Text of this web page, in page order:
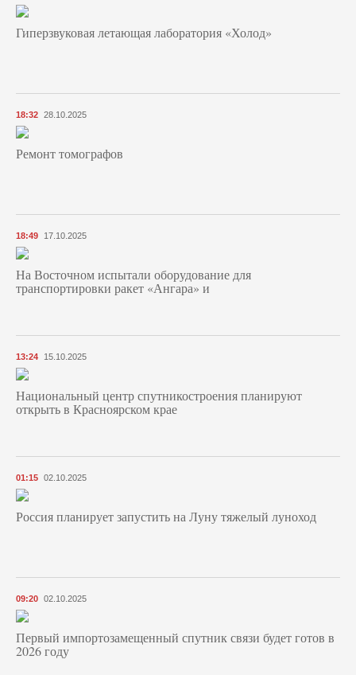
Гиперзвуковая летающая лаборатория «Холод»
18:32 28.10.2025
Ремонт томографов
18:49 17.10.2025
На Восточном испытали оборудование для
транспортировки ракет «Ангара» и
13:24 15.10.2025
Национальный центр спутникостроения планируют
открыть в Красноярском крае
01:15 02.10.2025
Россия планирует запустить на Луну тяжелый луноход
09:20 02.10.2025
Первый импортозамещенный спутник связи будет готов в
2026 году